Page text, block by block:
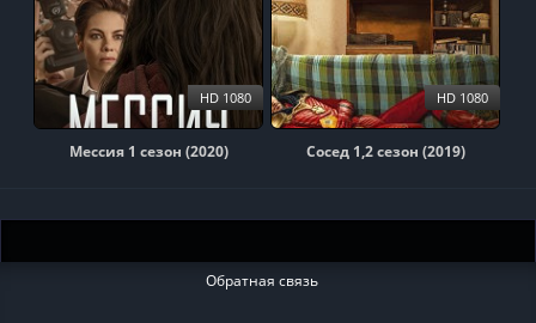
Мессия 1 сезон (2020)
HD 1080
Сосед 1,2 сезон (2019)
HD 1080
Обратная связь